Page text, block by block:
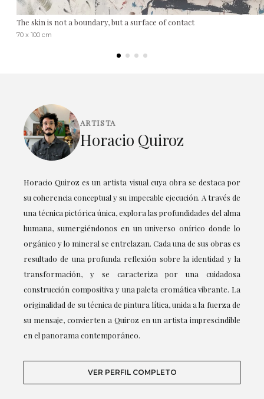
The skin is not a boundary, but a surface of contact
70 x 100 cm
ARTISTA
Horacio Quiroz
Horacio Quiroz es un artista visual cuya obra se destaca por
su coherencia conceptual y su impecable ejecución. A través de
una técnica pictórica única, explora las profundidades del alma
humana, sumergiéndonos en un universo onírico donde lo
orgánico y lo mineral se entrelazan. Cada una de sus obras es
resultado de una profunda reflexión sobre la identidad y la
transformación, y se caracteriza por una cuidadosa
construcción compositiva y una paleta cromática vibrante. La
originalidad de su técnica de pintura lítica, unida a la fuerza de
su mensaje, convierten a Quiroz en un artista imprescindible
en el panorama contemporáneo.
VER PERFIL COMPLETO